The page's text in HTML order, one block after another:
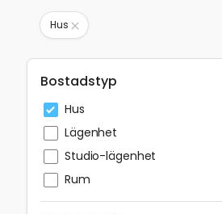
Hus
Bostadstyp
Hus
Lägenhet
Studio-lägenhet
Rum